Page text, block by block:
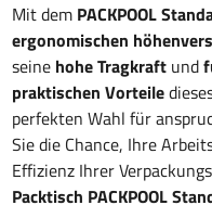
Mit dem PACKPOOL
ergonomischen
seine hohe Tragkraft und
praktischen Vorteile
perfekten Wahl für
Sie die Chance, Ihre
Effizienz Ihrer
Packtisch PACKPOOL